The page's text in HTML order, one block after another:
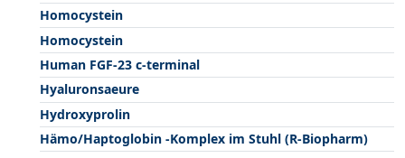
Homocystein
Homocystein
Human FGF-23 c-terminal
Hyaluronsaeure
Hydroxyprolin
Hämo/Haptoglobin -Komplex im Stuhl (R-Biopharm)